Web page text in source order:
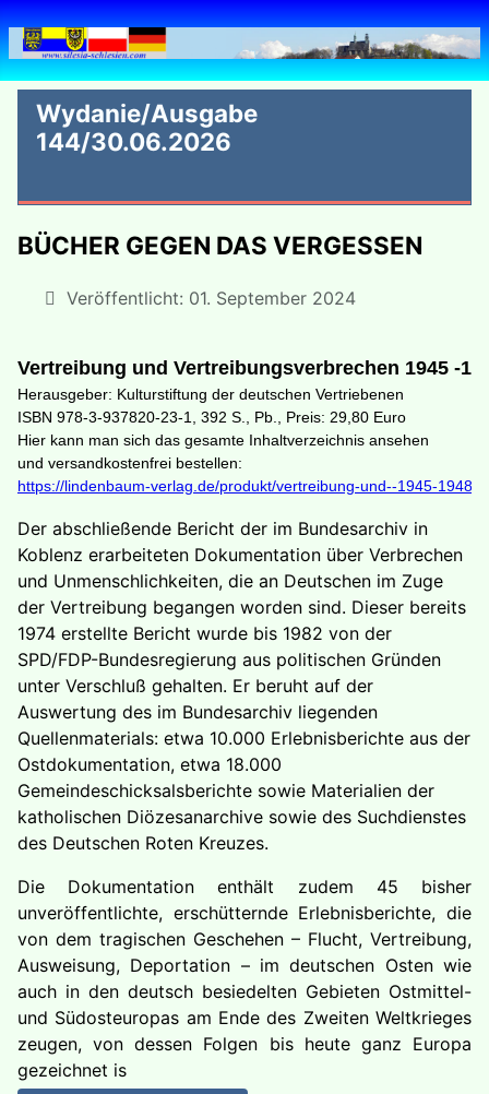
Wydanie/Ausgabe
144/30.06.2026
BÜCHER GEGEN DAS VERGESSEN
Veröffentlicht: 01. September 2024
Vertreibung und Vertreibungsverbrechen 1945 -
Herausgeber: Kulturstiftung der deutschen Vertriebenen
ISBN 978-3-937820-23-1, 392 S., Pb., Preis: 29,80 Euro
Hier kann man sich das gesamte Inhaltverzeichnis ansehen
und versandkostenfrei bestellen:
https://lindenbaum-verlag.de/produkt/vertreibung-und--1945-1948
Der abschließende Bericht der im Bundesarchiv in
Koblenz erarbeiteten Dokumentation über Verbrechen
und Unmenschlichkeiten, die an Deutschen im Zuge
der Vertreibung begangen worden sind. Dieser bereits
1974 erstellte Bericht wurde bis 1982 von der
SPD/FDP-Bundesregierung aus politischen Gründen
unter Verschluß gehalten. Er beruht auf der
Auswertung des im Bundesarchiv liegenden
Quellenmaterials: etwa 10.000 Erlebnisberichte aus der
Ostdokumentation, etwa 18.000
Gemeindeschicksalsberichte sowie Materialien der
katholischen Diözesanarchive sowie des Suchdienstes
des Deutschen Roten Kreuzes.
Die Dokumentation enthält zudem 45 bisher
unveröffentlichte, erschütternde Erlebnisberichte, die
von dem tragischen Geschehen – Flucht, Vertreibung,
Ausweisung, Deportation – im deutschen Osten wie
auch in den deutsch besiedelten Gebieten Ostmittel-
und Südosteuropas am Ende des Zweiten Weltkrieges
zeugen, von dessen Folgen bis heute ganz Europa
gezeichnet is